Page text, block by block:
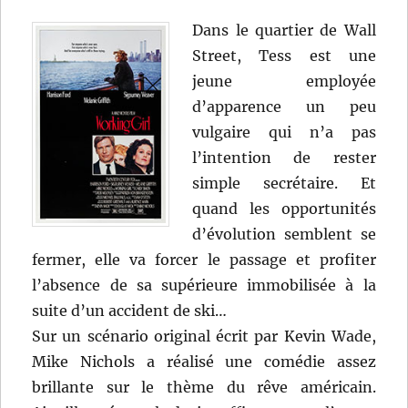
Dans le quartier de Wall
Street, Tess est une
jeune employée
d’apparence un peu
vulgaire qui n’a pas
l’intention de rester
simple secrétaire. Et
quand les opportunités
d’évolution semblent se
fermer, elle va forcer le passage et profiter
l’absence de sa supérieure immobilisée à la
suite d’un accident de ski…
Sur un scénario original écrit par Kevin Wade,
Mike Nichols a réalisé une comédie assez
brillante sur le thème du rêve américain.